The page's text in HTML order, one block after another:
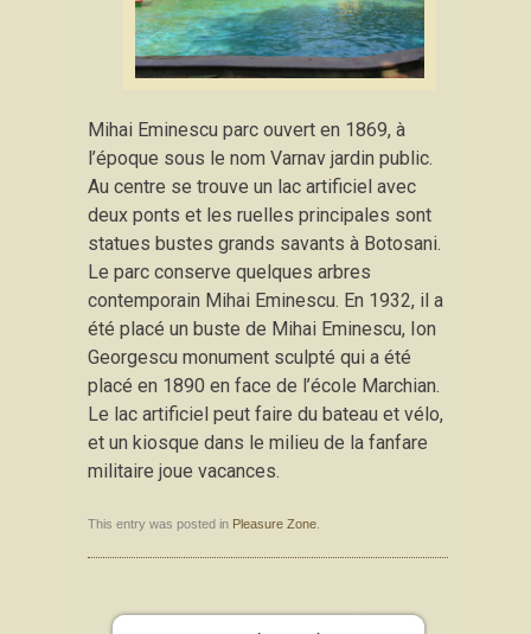
Mihai Eminescu parc ouvert en 1869, à
l’époque sous le nom Varnav jardin public.
Au centre se trouve un lac artificiel avec
deux ponts et les ruelles principales sont
statues bustes grands savants à Botosani.
Le parc conserve quelques arbres
contemporain Mihai Eminescu. En 1932, il a
été placé un buste de Mihai Eminescu, Ion
Georgescu monument sculpté qui a été
placé en 1890 en face de l’école Marchian.
Le lac artificiel peut faire du bateau et vélo,
et un kiosque dans le milieu de la fanfare
militaire joue vacances.
This entry was posted in Pleasure Zone